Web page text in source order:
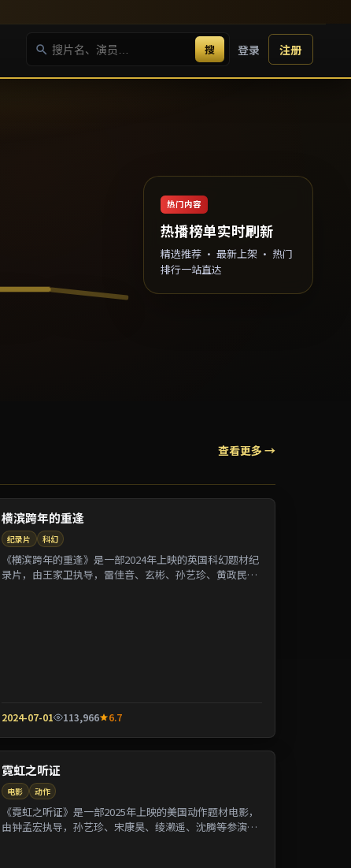
搜 登录 注册
热门内容
热播榜单实时刷新
精选推荐 · 最新上架 · 热门
排行一站直达
查看更多 →
横滨跨年的重逢
纪录片 科幻
《横滨跨年的重逢》是一部2024年上映的英国科幻题材纪
录片，由王家卫执导，雷佳音、玄彬、孙艺珍、黄政民等
2024-07-01 113,966 6.7
霓虹之听证
电影 动作
《霓虹之听证》是一部2025年上映的美国动作题材电影，
由钟孟宏执导，孙艺珍、宋康昊、绫濑遥、沈腾等参演。